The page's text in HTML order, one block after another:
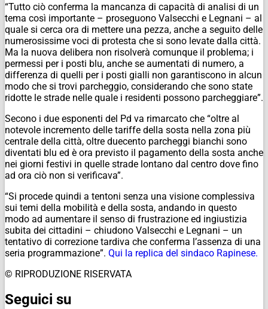
“Tutto ciò conferma la mancanza di capacità di analisi di un
tema così importante – proseguono Valsecchi e Legnani – al
quale si cerca ora di mettere una pezza, anche a seguito delle
numerosissime voci di protesta che si sono levate dalla città.
Ma la nuova delibera non risolverà comunque il problema; i
permessi per i posti blu, anche se aumentati di numero, a
differenza di quelli per i posti gialli non garantiscono in alcun
modo che si trovi parcheggio, considerando che sono state
ridotte le strade nelle quale i residenti possono parcheggiare”.
Secono i due esponenti del Pd va rimarcato che “oltre al
notevole incremento delle tariffe della sosta nella zona più
centrale della città, oltre duecento parcheggi bianchi sono
diventati blu ed è ora previsto il pagamento della sosta anche
nei giorni festivi in quelle strade lontano dal centro dove fino
ad ora ciò non si verificava”.
“Si procede quindi a tentoni senza una visione complessiva
sui temi della mobilità e della sosta, andando in questo
modo ad aumentare il senso di frustrazione ed ingiustizia
subita dei cittadini – chiudono Valsecchi e Legnani – un
tentativo di correzione tardiva che conferma l’assenza di una
seria programmazione”. Qui la replica del sindaco Rapinese.
© RIPRODUZIONE RISERVATA
Seguici su